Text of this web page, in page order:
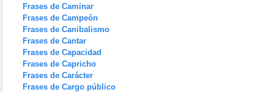
Frases de Caminar
Frases de Campeón
Frases de Canibalismo
Frases de Cantar
Frases de Capacidad
Frases de Capricho
Frases de Carácter
Frases de Cargo público